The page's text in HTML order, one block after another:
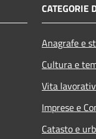
CATEGORIE
Anagrafe e
Cultura e
Vita
Imprese e
Catasto e